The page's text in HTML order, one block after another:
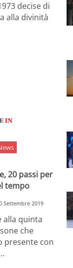
decise di
alla divinità
20 passi per
tempo
Settembre 2019
alla quinta
che
presente con